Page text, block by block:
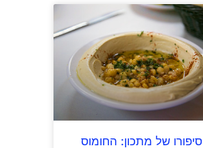
סיפורו של מתכון: החומוס